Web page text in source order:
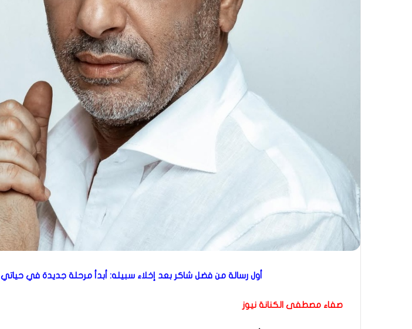
أول رسالة من فضل شاكر بعد إخلاء سبيله: أبدأ مرحلة جديدة في حياتي
صفاء مصطفى الكنانة نيوز